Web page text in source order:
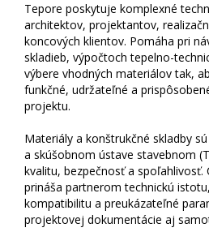
Tepore poskytuje komplexné
architektov, projektantov,
koncových klientov. Pomáha pri
skladieb, výpočtoch tepelno-
výbere vhodných materiálov tak,
funkčné, udržateľné a
projektu.
Materiály a konštrukčné skladby
a skúšobnom ústave stavebnom
kvalitu, bezpečnosť a spoľahlivosť.
prináša partnerom technickú
kompatibilitu a preukázateľné
projektovej dokumentácie aj